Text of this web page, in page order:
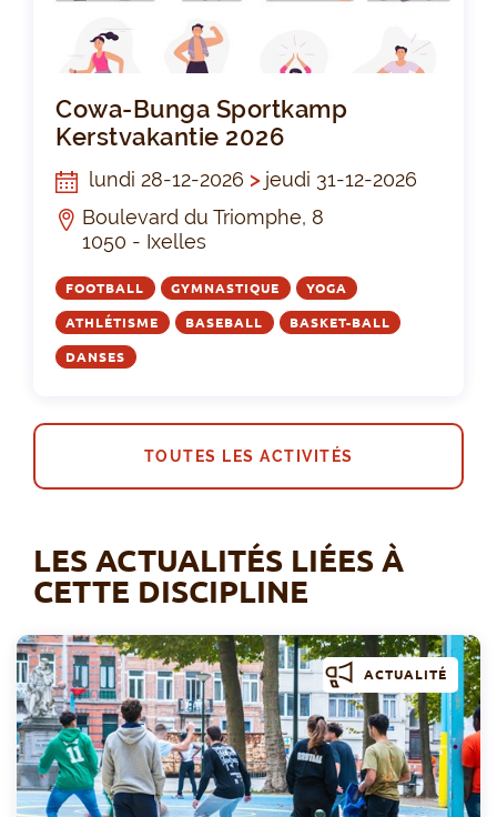
Cowa-Bunga Sportkamp
Kerstvakantie 2026
lundi 28-12-2026 >jeudi 31-12-2026
Boulevard du Triomphe, 8
1050 - Ixelles
FOOTBALL GYMNASTIQUE YOGA
ATHLÉTISME BASEBALL BASKET-BALL
DANSES
TOUTES LES ACTIVITÉS
LES ACTUALITÉS LIÉES À
CETTE DISCIPLINE
ACTUALITÉ